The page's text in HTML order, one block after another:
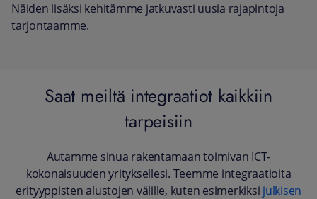
Näiden lisäksi kehitämme jatkuvasti uusia rajapintoja
tarjontaamme.
Saat meiltä integraatiot kaikkiin
tarpeisiin
Autamme sinua rakentamaan toimivan ICT-
kokonaisuuden yrityksellesi. Teemme integraatioita
erityyppisten alustojen välille, kuten esimerkiksi julkisen